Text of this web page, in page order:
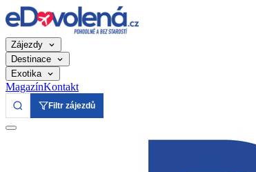
Zájezdy
Destinace
Exotika
MagazínKontakt
Filtr zájezdů